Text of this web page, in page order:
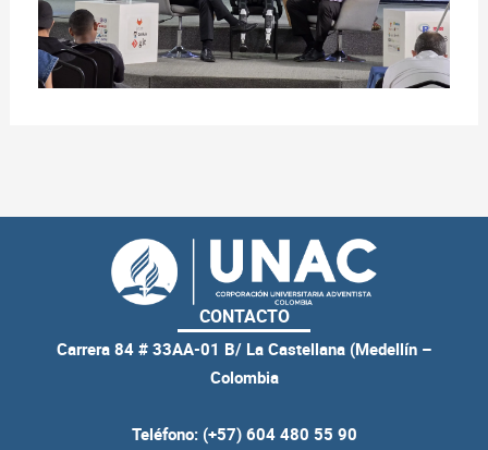
CONTACTO
Carrera 84 # 33AA-01 B/ La Castellana (Medellín –
Colombia
Teléfono: (+57) 604 480 55 90